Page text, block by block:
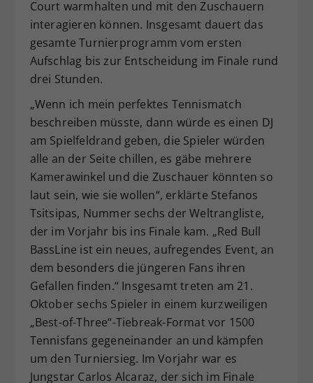
Court warmhalten und mit den Zuschauern
interagieren können. Insgesamt dauert das
gesamte Turnierprogramm vom ersten
Aufschlag bis zur Entscheidung im Finale rund
drei Stunden.
„Wenn ich mein perfektes Tennismatch
beschreiben müsste, dann würde es einen DJ
am Spielfeldrand geben, die Spieler würden
alle an der Seite chillen, es gäbe mehrere
Kamerawinkel und die Zuschauer könnten so
laut sein, wie sie wollen“, erklärte Stefanos
Tsitsipas, Nummer sechs der Weltrangliste,
der im Vorjahr bis ins Finale kam. „Red Bull
BassLine ist ein neues, aufregendes Event, an
dem besonders die jüngeren Fans ihren
Gefallen finden.“ Insgesamt treten am 21.
Oktober sechs Spieler in einem kurzweiligen
„Best-of-Three“-Tiebreak-Format vor 1500
Tennisfans gegeneinander an und kämpfen
um den Turniersieg. Im Vorjahr war es
Jungstar Carlos Alcaraz, der sich im Finale